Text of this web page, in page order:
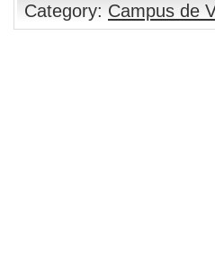
Category: Campus de